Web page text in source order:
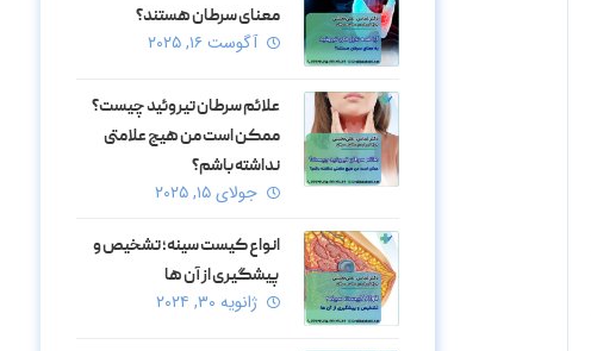
معنای سرطان هستند؟
آگوست ۱۶, ۲۰۲۵
علائم سرطان تیروئید چیست؟
ممکن است من هیچ علامتی
نداشته باشم؟
جولای ۱۵, ۲۰۲۵
انواع کیست سینه؛ تشخیص و
پیشگیری از آن ها
ژانویه ۳۰, ۲۰۲۴